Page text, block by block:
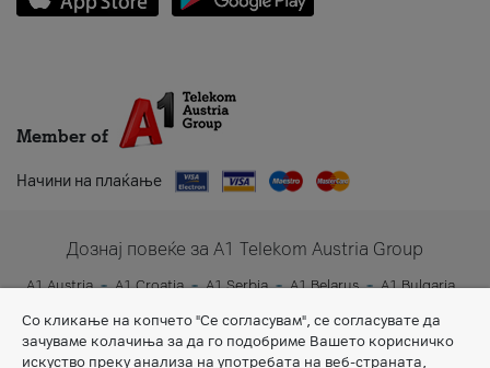
Member of
Начини на плаќање
Дознај повеќе за A1 Telekom Austria Group
A1 Austria A1 Croatia A1 Serbia A1 Belarus
A1 Bulgaria
Со кликање на копчето "Се согласувам", се согласувате да
зачуваме колачиња за да го подобриме Вашето корисничко
искуство преку анализа на употребата на веб-страната,